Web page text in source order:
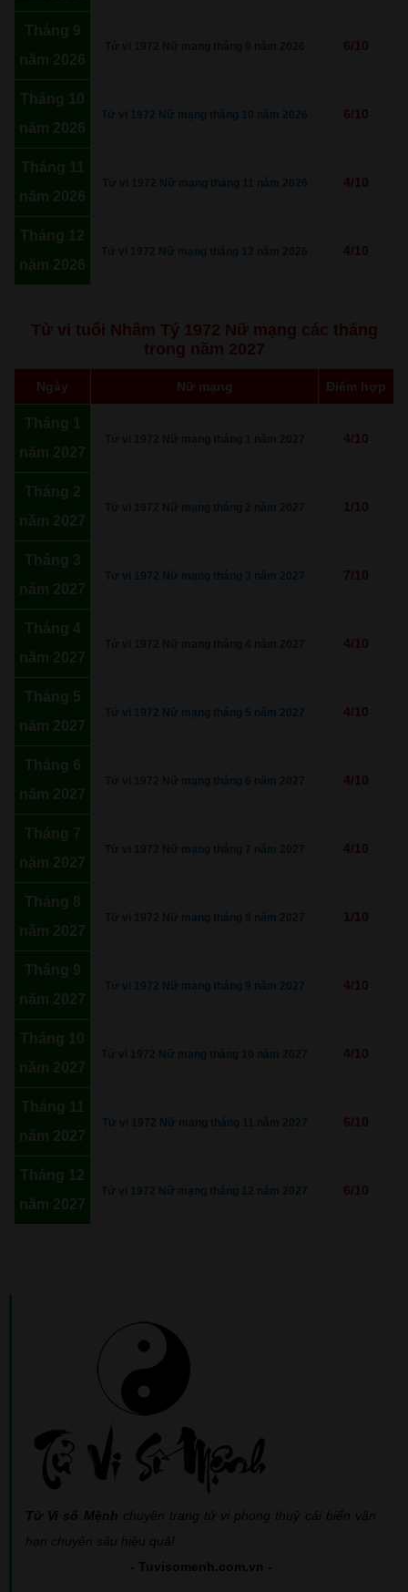
Tháng 9
năm 2026
Tử vi 1972 Nữ mạng tháng 9 năm 2026 6/10
Tháng 10
năm 2026
Tử vi 1972 Nữ mạng tháng 10 năm 2026 6/10
Tháng 11
năm 2026
Tử vi 1972 Nữ mạng tháng 11 năm 2026 4/10
Tháng 12
năm 2026
Tử vi 1972 Nữ mạng tháng 12 năm 2026 4/10
Tử vi tuổi Nhâm Tý 1972 Nữ mạng các tháng
trong năm 2027
Ngày Nữ mạng Điểm hợp
Tháng 1
năm 2027
Tử vi 1972 Nữ mạng tháng 1 năm 2027 4/10
Tháng 2
năm 2027
Tử vi 1972 Nữ mạng tháng 2 năm 2027 1/10
Tháng 3
năm 2027
Tử vi 1972 Nữ mạng tháng 3 năm 2027 7/10
Tháng 4
năm 2027
Tử vi 1972 Nữ mạng tháng 4 năm 2027 4/10
Tháng 5
năm 2027
Tử vi 1972 Nữ mạng tháng 5 năm 2027 4/10
Tháng 6
năm 2027
Tử vi 1972 Nữ mạng tháng 6 năm 2027 4/10
Tháng 7
năm 2027
Tử vi 1972 Nữ mạng tháng 7 năm 2027 4/10
Tháng 8
năm 2027
Tử vi 1972 Nữ mạng tháng 8 năm 2027 1/10
Tháng 9
năm 2027
Tử vi 1972 Nữ mạng tháng 9 năm 2027 4/10
Tháng 10
năm 2027
Tử vi 1972 Nữ mạng tháng 10 năm 2027 4/10
Tháng 11
năm 2027
Tử vi 1972 Nữ mạng tháng 11 năm 2027 6/10
Tháng 12
năm 2027
Tử vi 1972 Nữ mạng tháng 12 năm 2027 6/10
Tử Vi số Mệnh chuyên trang tử vi phong thuỷ cải biến vận
hạn chuyên sâu hiệu quả!
- Tuvisomenh.com.vn -